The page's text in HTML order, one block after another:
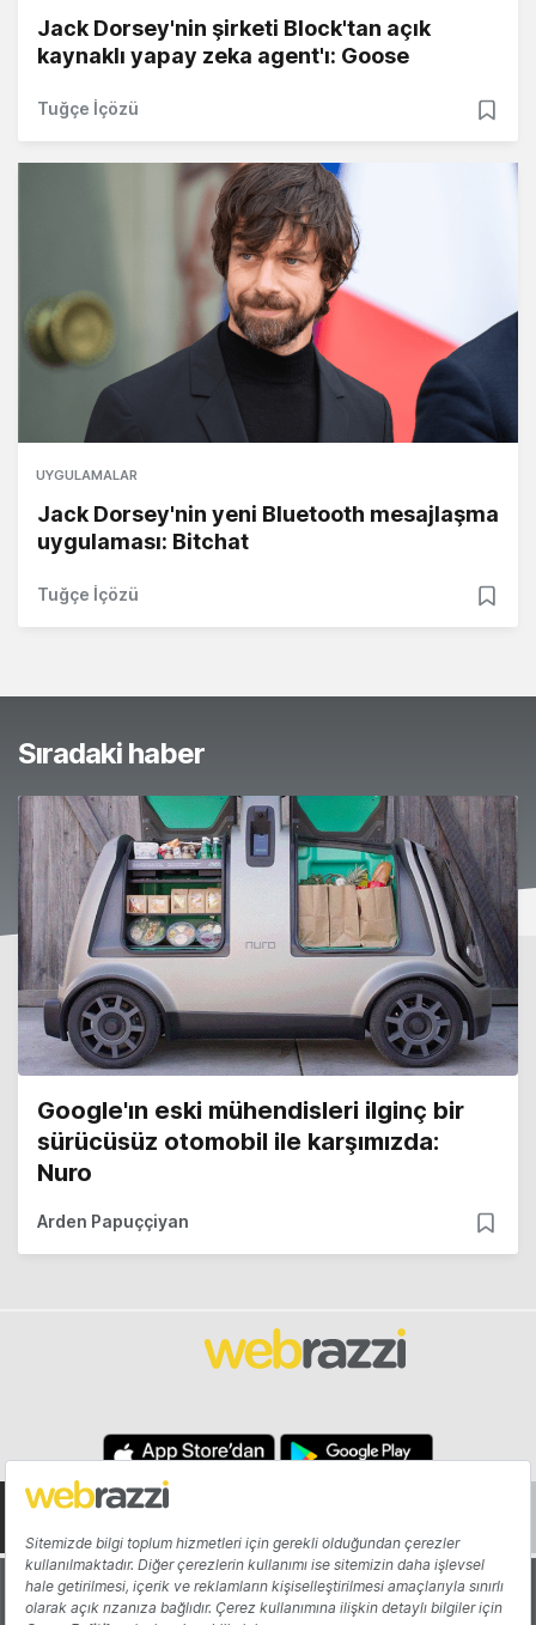
Jack Dorsey'nin şirketi Block'tan açık
kaynaklı yapay zeka agent'ı: Goose
Tuğçe İçözü
UYGULAMALAR
Jack Dorsey'nin yeni Bluetooth mesajlaşma
uygulaması: Bitchat
Tuğçe İçözü
Sıradaki haber
Google'ın eski mühendisleri ilginç bir
sürücüsüz otomobil ile karşımızda:
Nuro
Arden Papuççiyan
Hakkında Yazarlar